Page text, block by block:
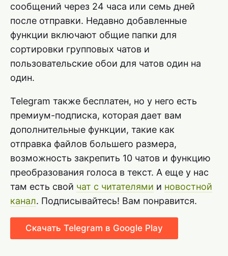
сообщений через 24 часа или семь дней
после отправки. Недавно добавленные
функции включают общие папки для
сортировки групповых чатов и
пользовательские обои для чатов один на
один.
Telegram также бесплатен, но у него есть
премиум-подписка, которая дает вам
дополнительные функции, такие как
отправка файлов большего размера,
возможность закрепить 10 чатов и функцию
преобразования голоса в текст. А еще у нас
там есть свой чат с читателями и новостной
канал. Подписывайтесь! Вам понравится.
Скачать Telegram в Google Play